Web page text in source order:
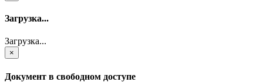
Загрузка...
Загрузка...
×
Документ в свободном доступе